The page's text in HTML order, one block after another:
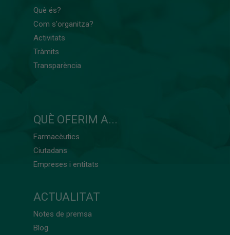
Què és?
Com s'organitza?
Activitats
Tràmits
Transparència
QUÈ OFERIM A...
Farmacèutics
Ciutadans
Empreses i entitats
ACTUALITAT
Notes de premsa
Blog